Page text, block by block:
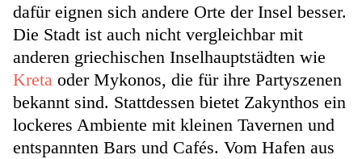
dafür eignen sich andere Orte der Insel besser.
Die Stadt ist auch nicht vergleichbar mit
anderen griechischen Inselhauptstädten wie
Kreta oder Mykonos, die für ihre Partyszenen
bekannt sind. Stattdessen bietet Zakynthos ein
lockeres Ambiente mit kleinen Tavernen und
entspannten Bars und Cafés. Vom Hafen aus